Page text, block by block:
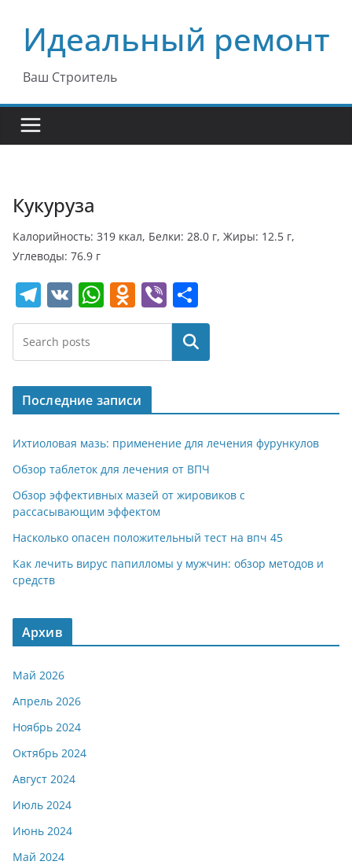
содержимому
Идеальный ремонт
Ваш Строитель
Кукуруза
Калорийность: 319 ккал, Белки: 28.0 г, Жиры: 12.5 г,
Углеводы: 76.9 г
T
el
e
gr
a
m
V
K
W
h
s
A
p
p
O
d
o
kl
a
ss
ni
ki
Vi
b
er
т
п
р
в
и
т
ь
Поиск
Последние записи
Ихтиоловая мазь: применение для лечения фурункулов
Обзор таблеток для лечения от ВПЧ
Обзор эффективных мазей от жировиков с
рассасывающим эффектом
Насколько опасен положительный тест на впч 45
Как лечить вирус папилломы у мужчин: обзор методов и
средств
Архив
Май 2026
Апрель 2026
Ноябрь 2024
Октябрь 2024
Август 2024
Июль 2024
Июнь 2024
Май 2024